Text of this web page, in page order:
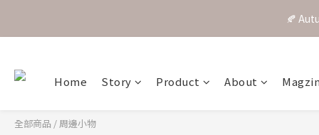
Home Story Product About
全部商品 / 周邊小物